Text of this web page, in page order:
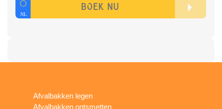
Afvalbakken legen
Afvalbakken ontsmetten